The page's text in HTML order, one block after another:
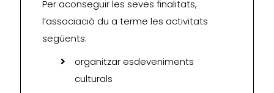
Per aconseguir les seves finalitats,
l’associació du a terme les activitats
següents:
organitzar esdeveniments
culturals